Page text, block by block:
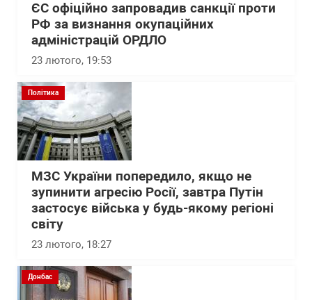
ЄС офіційно запровадив санкції проти
РФ за визнання окупаційних
адміністрацій ОРДЛО
23 лютого, 19:53
Політика
МЗС України попередило, якщо не
зупинити агресію Росії, завтра Путін
застосує війська у будь-якому регіоні
світу
23 лютого, 18:27
Донбас